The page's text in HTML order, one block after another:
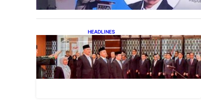
HEADLINES
Lana Saria Dilantik Sebagai
Kepala Badan Geologi